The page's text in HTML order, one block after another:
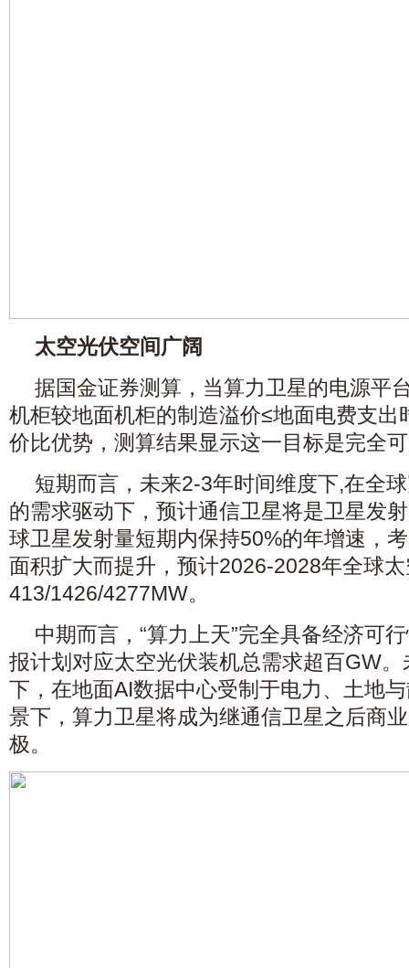
太空光伏空间广阔
据国金证券测算，当算力卫星的电源平
机柜较地面机柜的制造溢价≤地面电费支出
价比优势，测算结果显示这一目标是完全
短期而言，未来2-3年时间维度下,在全
的需求驱动下，预计通信卫星将是卫星发
球卫星发射量短期内保持50%的年增速，
面积扩大而提升，预计2026-2028年全球
413/1426/4277MW。
中期而言，“算力上天”完全具备经济可
报计划对应太空光伏装机总需求超百GW
下，在地面AI数据中心受制于电力、土地
景下，算力卫星将成为继通信卫星之后商
极。